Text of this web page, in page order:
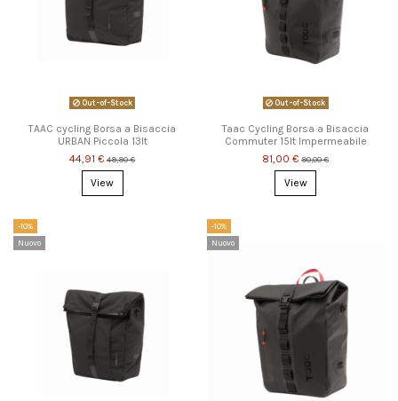
Out-of-Stock
TAAC cycling Borsa a Bisaccia
URBAN Piccola 13lt
44,91 € 49,90 €
View
Out-of-Stock
Taac Cycling Borsa a Bisaccia
Commuter 15lt Impermeabile
81,00 € 90,00 €
View
-10%
Nuovo
-10%
Nuovo